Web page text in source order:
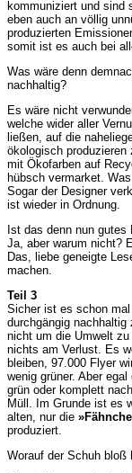
kommuniziert und sind
eben auch an völlig
produzierten
somit ist es auch bei
Was wäre denn
nachhaltig?
Es wäre nicht
welche wider aller
ließen, auf die
ökologisch
mit Ökofarben auf
hübsch vermarket.
Sogar der Designer
ist wieder in Ordnung.
Ist das denn nun
Ja, aber warum nicht?
Das, liebe geneigte
machen.
Teil 3
Sicher ist es schon
durchgängig
nicht um die Umwelt
nichts am Verlust. Es
bleiben, 97.000 Flyer
wenig grüner. Aber
grün oder komplett
Müll. Im Grunde ist es
alten, nur die
produziert.
Worauf der Schuh bloß